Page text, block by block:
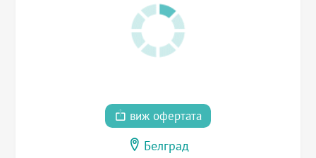
виж офертата
Белград